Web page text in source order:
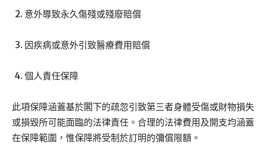
意外導致永久傷殘或殘廢賠償
因疾病或意外引致醫療費用賠償
個人責任保障
此項保障涵蓋基於閣下的疏忽引致第三者身體受傷或財物損失
或損毀所可能面臨的法律責任。合理的法律費用及開支均涵蓋
在保障範圍，惟保障將受制於訂明的彌償限額。